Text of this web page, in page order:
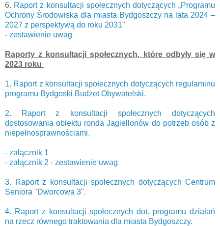
6. Raport z konsultacji społecznych dotyczących „Programu
Ochrony Środowiska dla miasta Bydgoszczy na lata 2024 –
2027 z perspektywą do roku 2031”
- zestawienie uwag
Raporty z konsultacji społecznych, które odbyły się w
2023 roku
1. Raport z konsultacji społecznych dotyczących regulaminu
programu Bydgoski Budżet Obywatelski.
2. Raport z konsultacji społecznych dotyczących
dostosowania obiektu ronda Jagiellonów do potrzeb osób z
niepełnosprawnościami.
- załącznik 1
- załącznik 2 - zestawienie uwag
3. Raport z konsultacji społecznych dotyczących Centrum
Seniora "Dworcowa 3".
4. Raport z konsultacji społecznych dot. programu działań
na rzecz równego traktowania dla miasta Bydgoszczy.